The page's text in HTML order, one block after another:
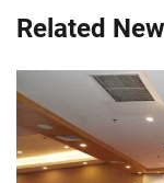
Related